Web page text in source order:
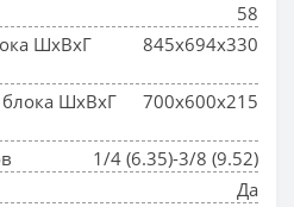
58
ШхВхГ
845x694x330
блока ШхВхГ
700x600x215
1/4 (6.35)-3/8 (9.52)
Да